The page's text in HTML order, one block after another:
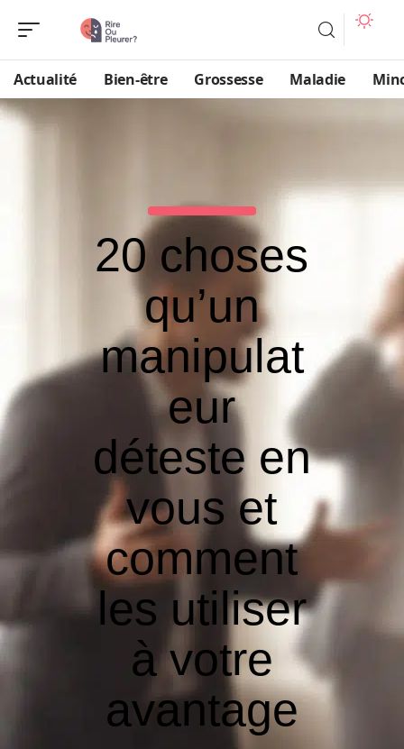
Actualité Bien-être Grossesse Maladie
20 choses
qu’un
manipulat
eur
déteste en
vous et
comment
les utiliser
à votre
avantage